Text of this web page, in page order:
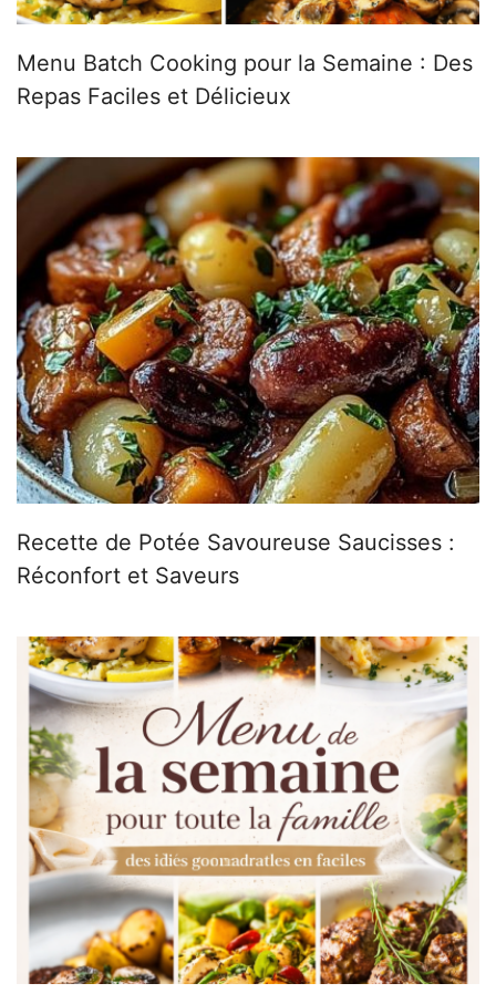
Menu Batch Cooking pour la Semaine : Des
Repas Faciles et Délicieux
Recette de Potée Savoureuse Saucisses :
Réconfort et Saveurs